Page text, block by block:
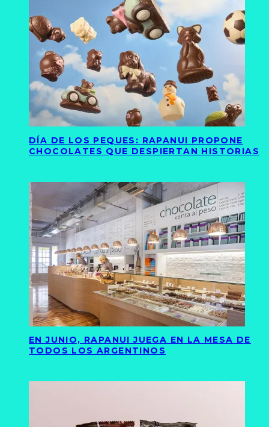
DÍA DE LOS PEQUES: RAPANUI PROPONE
CHOCOLATES QUE DESPIERTAN HISTORIAS
EN JUNIO, RAPANUI JUEGA EN LA MESA DE
TODOS LOS ARGENTINOS